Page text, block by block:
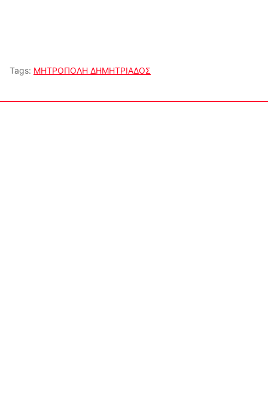
Tags: ΜΗΤΡΟΠΟΛΗ ΔΗΜΗΤΡΙΑΔΟΣ